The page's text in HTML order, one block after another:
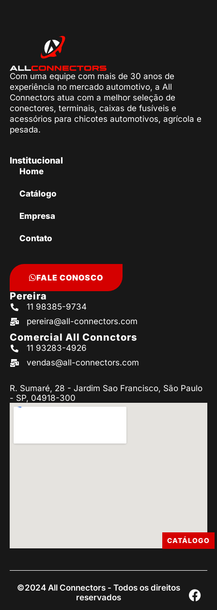
Com uma equipe com mais de 30 anos de
experiência no mercado automotivo, a All
Connectors atua com a melhor seleção de
conectores, terminais, caixas de fusíveis e
acessórios para chicotes automotivos, agrícola e
pesada.
Institucional
Home
Catálogo
Empresa
Contato
FALE CONOSCO
Pereira
11 98385-9734
pereira@all-connectors.com
Comercial All Connctors
11 93283-4926
vendas@all-connectors.com
R. Sumaré, 28 - Jardim Sao Francisco, São Paulo
- SP, 04918-300
©2024 All Connectors - Todos os direitos
reservados
CATÁLOGO